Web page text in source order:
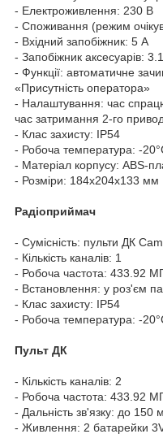
- Електроживлення: 230 В
- Споживання (режим
- Вхідний запобіжник: 5 А
- Запобіжник аксесуарів:
- Функції: автоматичне
«Присутність оператора»
- Налаштування: час
час затримання 2-го
- Клас захисту: IP54
- Робоча температура: -
- Матеріал корпусу: ABS-
- Розміри: 184x204x133 мм
Радіоприймач
- Сумісність: пульти ДК
- Кількість каналів: 1
- Робоча частота: 433.92
- Встановлення: у роз'єм
- Клас захисту: IP54
- Робоча температура: -
Пульт ДК
- Кількість каналів: 2
- Робоча частота: 433.92
- Дальність зв'язку: до 150 м
- Живлення: 2 батарейки